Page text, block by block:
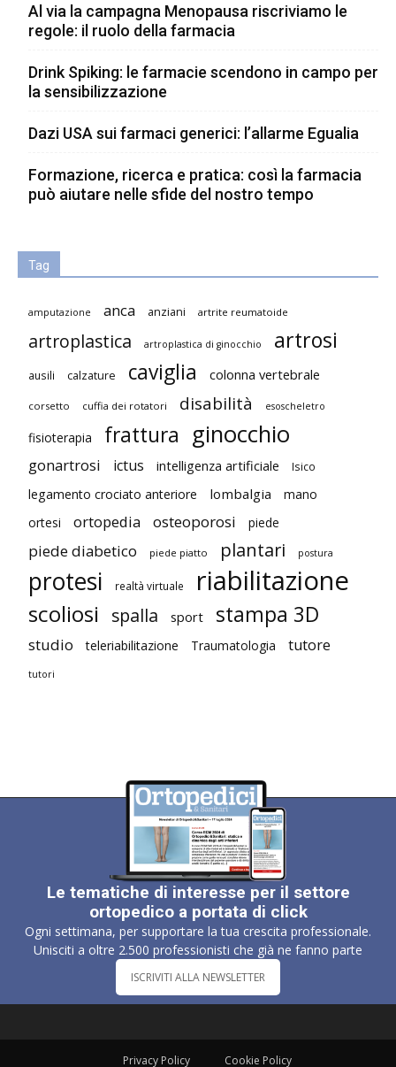
Al via la campagna Menopausa riscriviamo le
regole: il ruolo della farmacia
Drink Spiking: le farmacie scendono in campo per
la sensibilizzazione
Dazi USA sui farmaci generici: l’allarme Egualia
Formazione, ricerca e pratica: così la farmacia
può aiutare nelle sfide del nostro tempo
Tag
amputazione anca anziani artrite reumatoide
artroplastica artroplastica di ginocchio artrosi
ausili calzature caviglia colonna vertebrale
corsetto cuffia dei rotatori disabilità esoscheletro
fisioterapia frattura ginocchio
gonartrosi ictus intelligenza artificiale Isico
legamento crociato anteriore lombalgia
mano
ortesi
ortopedia osteoporosi piede
piede diabetico piede piatto plantari postura
protesi realtà virtuale riabilitazione
scoliosi spalla sport stampa 3D
studio teleriabilitazione Traumatologia tutore
tutori
Le tematiche di interesse per il settore
ortopedico a portata di click
Ogni settimana, per supportare la tua crescita professionale.
Unisciti a oltre 2.500 professionisti che già ne fanno parte
ISCRIVITI ALLA NEWSLETTER
Privacy Policy Cookie Policy